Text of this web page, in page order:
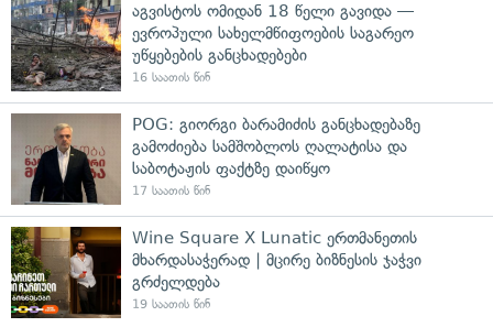
აგვისტოს ომიდან 18 წელი გავიდა —
ევროპული სახელმწიფოების საგარეო
უწყებების განცხადებები
16 საათის წინ
POG: გიორგი ბარამიძის განცხადებაზე
გამოძიება სამშობლოს ღალატისა და
საბოტაჟის ფაქტზე დაიწყო
17 საათის წინ
Wine Square X Lunatic ერთმანეთის
მხარდასაჭერად | მცირე ბიზნესის ჯაჭვი
გრძელდება
19 საათის წინ